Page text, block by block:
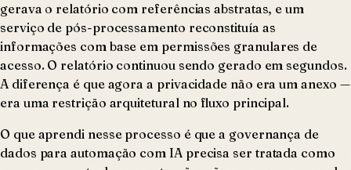
gerava o relatório com referências abstratas, e um
serviço de pós-processamento reconstituía as
informações com base em permissões granulares de
acesso. O relatório continuou sendo gerado em segundos.
A diferença é que agora a privacidade não era um anexo —
era uma restrição arquitetural no fluxo principal.
O que aprendi nesse processo é que a governança de
dados para automação com IA precisa ser tratada como